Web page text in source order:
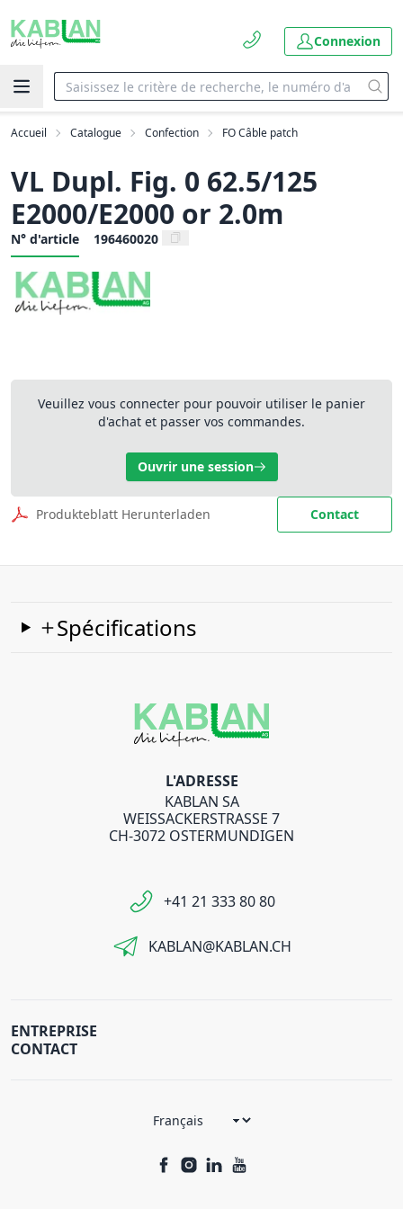
Connexion
Accueil Catalogue Confection FO Câble patch
VL Dupl. Fig. 0 62.5/125
E2000/E2000 or 2.0m
N° d'article 196460020
Veuillez vous connecter pour pouvoir utiliser le panier
d'achat et passer vos commandes.
Ouvrir une session
Produkteblatt Herunterladen Contact
Spécifications
L'ADRESSE
KABLAN SA
WEISSACKERSTRASSE 7
CH-3072 OSTERMUNDIGEN
+41 21 333 80 80
KABLAN@KABLAN.CH
ENTREPRISE
CONTACT